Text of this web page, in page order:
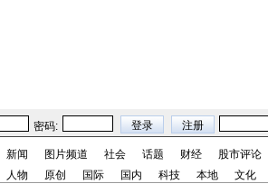
密码:
新闻 图片频道 社会 话题 财经
股市评论
人物
原创 国际 国内 科技 本地 文化